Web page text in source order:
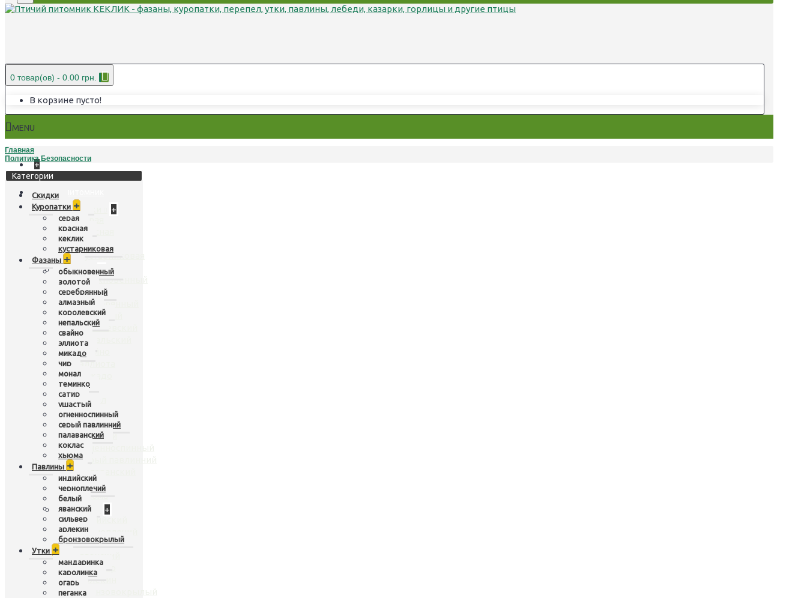
0 товар(ов) - 0.00 грн.
В корзине пусто!
MENU
+
Птичий питомник
Куропатки
+
красная
кеклик
кустарниковая
Фазаны
+
обыкновенный
золотой
серебрянный
алмазный
королевский
непальский
свайно
микадо
чир
монал
теминко
сатир
ушастый
огненноспинный
серый павлинний
коклас
хьюма
Павлины
+
индийский
черноплечий
белый
сильвер
арлекин
бронзовокрылый
Главная
Политика Безопасности
Категории
Скидки
Куропатки +
серая
красная
кеклик
кустарниковая
Фазаны +
обыкновенный
золотой
серебрянный
алмазный
королевский
непальский
свайно
эллиота
микадо
чир
монал
теминко
сатир
ушастый
огненноспинный
серый павлинний
палаванский
коклас
хьюма
Павлины +
индийский
черноплечий
белый
яванский
сильвер
арлекин
бронзовокрылый
Утки +
мандаринка
каролинка
огарь
пеганка